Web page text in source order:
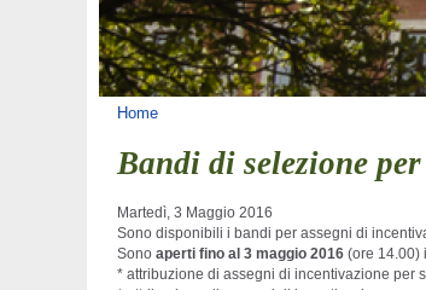
Tu sei qui
Home
Bandi di selezione
Martedì, 3 Maggio 2016
Sono disponibili i bandi per assegni di
Sono aperti fino al 3 maggio 2016 (ore 14.00)
* attribuzione di assegni di incentivazione per